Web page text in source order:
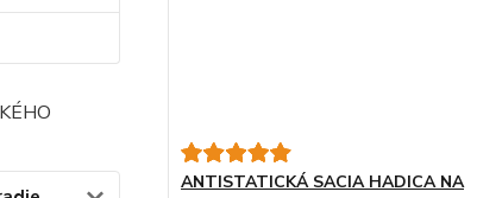
ANTISTATICKÁ SACIA HADICA NA